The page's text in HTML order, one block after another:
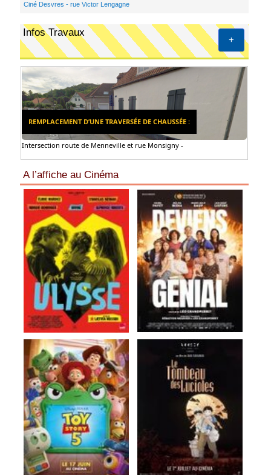
Ciné Desvres - rue Victor Lengagne
+
Infos Travaux
REMPLACEMENT D’UNE TRAVERSÉE DE CHAUSSÉE :
Intersection route de Menneville et rue Monsigny -
A l’affiche au Cinéma